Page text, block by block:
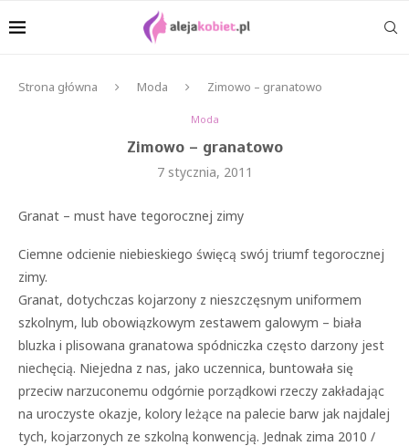
Strona główna Moda Zimowo – granatowo
Moda
Zimowo – granatowo
7 stycznia, 2011
Granat – must have tegorocznej zimy
Ciemne odcienie niebieskiego święcą swój triumf tegorocznej
zimy.
Granat, dotychczas kojarzony z nieszczęsnym uniformem
szkolnym, lub obowiązkowym zestawem galowym – biała
bluzka i plisowana granatowa spódniczka często darzony jest
niechęcią. Niejedna z nas, jako uczennica, buntowała się
przeciw narzuconemu odgórnie porządkowi rzeczy zakładając
na uroczyste okazje, kolory leżące na palecie barw jak najdalej
tych, kojarzonych ze szkolną konwencją. Jednak zima 2010 /